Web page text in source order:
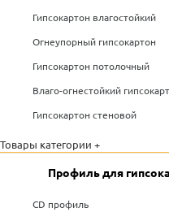
Гипсокартон влагостойкий
Огнеупорный гипсокартон
Гипсокартон потолочный
Влаго-огнестойкий
Гипсокартон стеновой
Товары категории +
Профиль для
CD профиль